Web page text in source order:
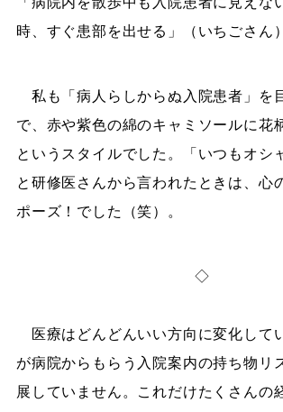
時、すぐ患部を出せる」（いちごさん）
私も「病人らしからぬ入院患者」を
で、赤や紫色の綿のキャミソールに花
というスタイルでした。「いつもオシ
と研修医さんから言われたときは、心
ポーズ！でした（笑）。
◇
医療はどんどんいい方向に変化して
が病院からもらう入院案内の持ち物リ
展していません。これだけたくさんの